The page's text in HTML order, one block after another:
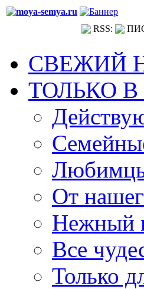
RSS:
СВЕЖИЙ
ТОЛЬКО
От
Нежный
Все
Только